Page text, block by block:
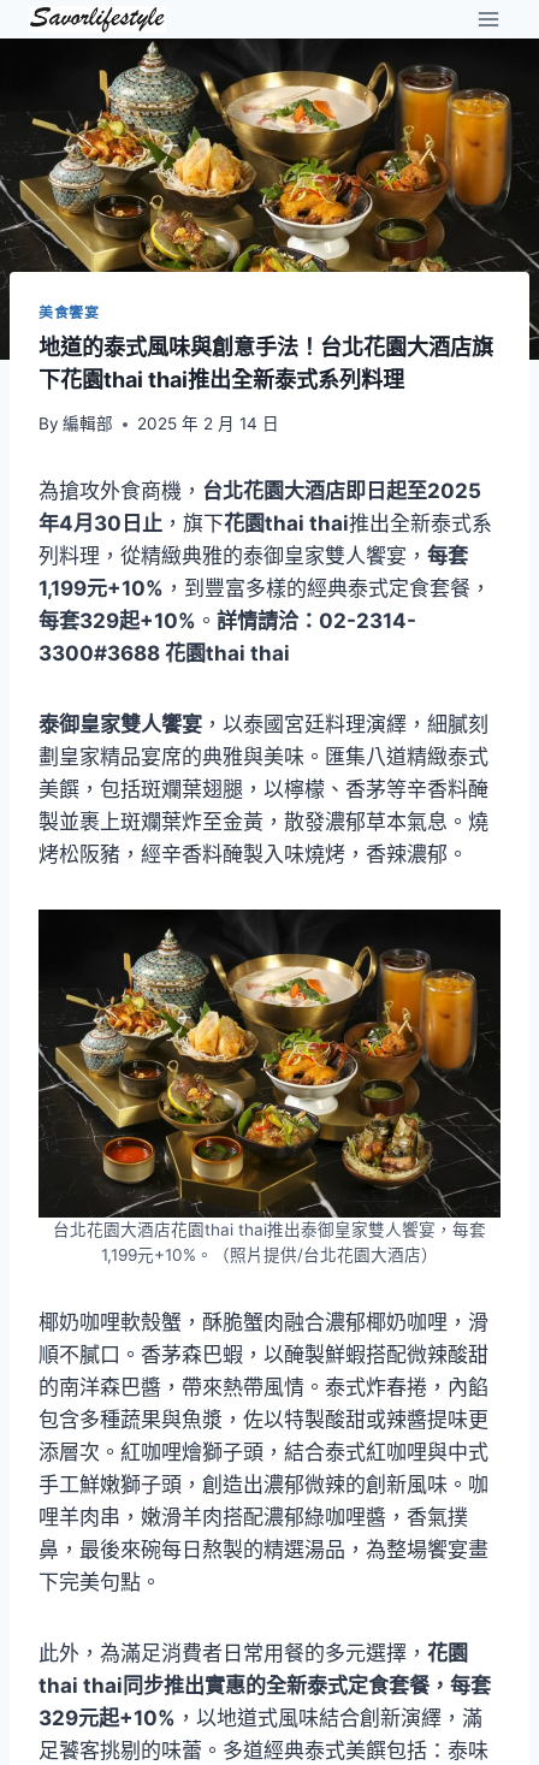
Skip
美食饗宴
地道的泰式風味與創意手法！台北花園大酒店旗
下花園thai thai推出全新泰式系列料理
By 編輯部 2025 年 2 月 14 日
為搶攻外食商機， 台北花園大酒店即日起至2025
年4月30日止 ，旗下花園thai thai推出全新泰式系
列料理，從精緻典雅的泰御皇家雙人饗宴， 每套
1,199元+10% ，到豐富多樣的經典泰式定食套餐，
每套329起+10% 。 詳情請洽：02-2314-
3300#3688 花園thai thai
泰御皇家雙人饗宴 ，以泰國宮廷料理演繹，細膩刻
劃皇家精品宴席的典雅與美味。匯集八道精緻泰式
美饌，包括斑斕葉翅腿，以檸檬、香茅等辛香料醃
製並裹上斑斕葉炸至金黃，散發濃郁草本氣息。燒
烤松阪豬，經辛香料醃製入味燒烤，香辣濃郁。
台北花園大酒店花園thai thai推出泰御皇家雙人饗宴，每套
1,199元+10%。（照片提供/台北花園大酒店）
椰奶咖哩軟殼蟹，酥脆蟹肉融合濃郁椰奶咖哩，滑
順不膩口。香茅森巴蝦，以醃製鮮蝦搭配微辣酸甜
的南洋森巴醬，帶來熱帶風情。泰式炸春捲，內餡
包含多種蔬果與魚漿，佐以特製酸甜或辣醬提味更
添層次。紅咖哩燴獅子頭，結合泰式紅咖哩與中式
手工鮮嫩獅子頭，創造出濃郁微辣的創新風味。咖
哩羊肉串，嫩滑羊肉搭配濃郁綠咖哩醬，香氣撲
鼻，最後來碗每日熬製的精選湯品，為整場饗宴畫
下完美句點。
此外，為滿足消費者日常用餐的多元選擇， 花園
thai thai同步推出實惠的全新泰式定食套餐，每套
329元起+10% ，以地道式風味結合創新演繹，滿
足饕客挑剔的味蕾。多道經典泰式美饌包括：泰味